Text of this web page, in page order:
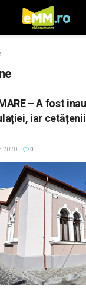
– A fost
iar
2020 0